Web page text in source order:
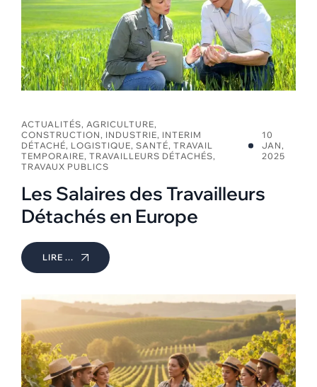
ACTUALITÉS, AGRICULTURE,
CONSTRUCTION, INDUSTRIE, INTERIM
DÉTACHÉ, LOGISTIQUE, SANTÉ, TRAVAIL
TEMPORAIRE, TRAVAILLEURS DÉTACHÉS,
TRAVAUX PUBLICS
10
JAN,
2025
Les Salaires des Travailleurs
Détachés en Europe
LIRE ...